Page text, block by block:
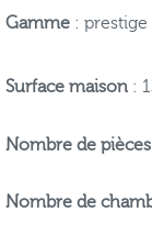
Gamme : prestige
Surface maison :
Nombre de pièces
Nombre de